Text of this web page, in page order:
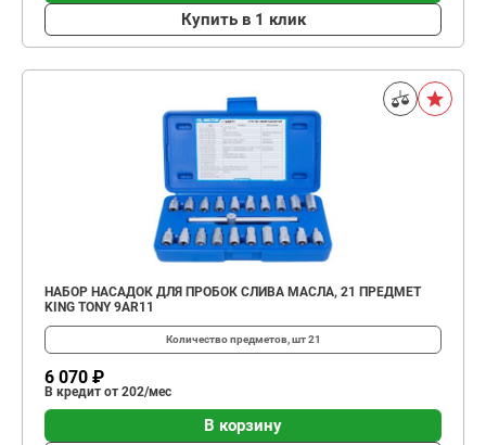
Купить в 1 клик
НАБОР НАСАДОК ДЛЯ ПРОБОК СЛИВА МАСЛА, 21 ПРЕДМЕТ
KING TONY 9AR11
Количество предметов, шт21
6 070 ₽
В кредит от 202/мес
В корзину